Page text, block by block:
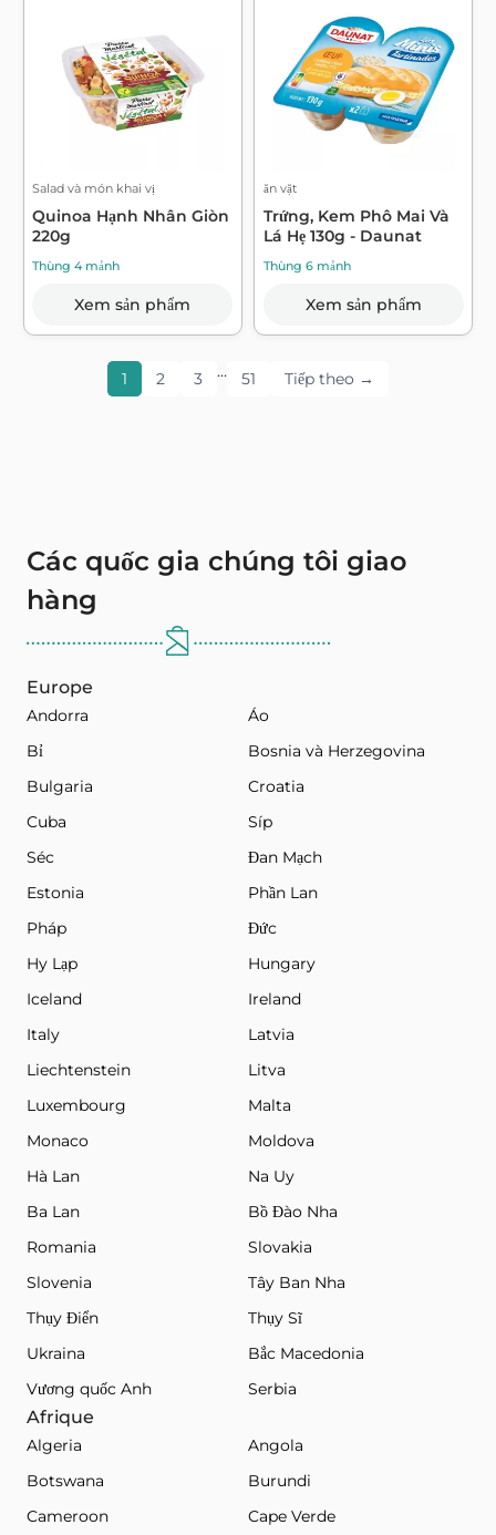
Salad và món khai vị
Quinoa Hạnh Nhân Giòn
220g
Thùng 4 mảnh
Xem sản phẩm
ăn vặt
Trứng, Kem Phô Mai Và
Lá Hẹ 130g - Daunat
Thùng 6 mảnh
Xem sản phẩm
1 2 3 … 51 Tiếp theo →
Các quốc gia chúng tôi giao
hàng
Europe
Andorra
Áo
Bỉ
Bosnia và Herzegovina
Bulgaria
Croatia
Cuba
Síp
Séc
Đan Mạch
Estonia
Phần Lan
Pháp
Đức
Hy Lạp
Hungary
Iceland
Ireland
Italy
Latvia
Liechtenstein
Litva
Luxembourg
Malta
Monaco
Moldova
Hà Lan
Na Uy
Ba Lan
Bồ Đào Nha
Romania
Slovakia
Slovenia
Tây Ban Nha
Thụy Điển
Thụy Sĩ
Ukraina
Bắc Macedonia
Vương quốc Anh
Serbia
Afrique
Algeria
Angola
Botswana
Burundi
Cameroon
Cape Verde